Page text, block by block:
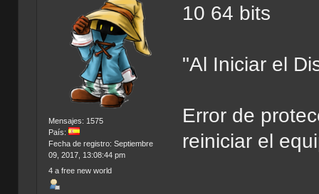
Mensajes: 1575
País:
Fecha de registro: Septiembre
09, 2017, 13:08:44 pm
4 a free new world
10 64 bits
"Al Iniciar el
Error de
reiniciar el